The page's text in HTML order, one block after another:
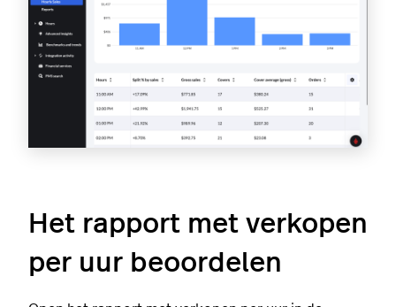
Het rapport met verkopen
per uur beoordelen